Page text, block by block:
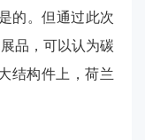
的。但通过此次
品，可以认为碳
结构件上，荷兰